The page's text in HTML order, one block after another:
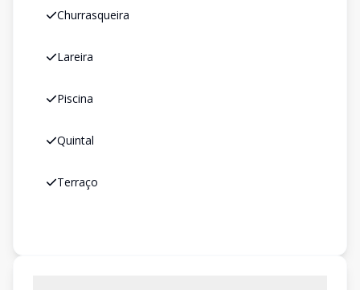
Churrasqueira
Lareira
Piscina
Quintal
Terraço